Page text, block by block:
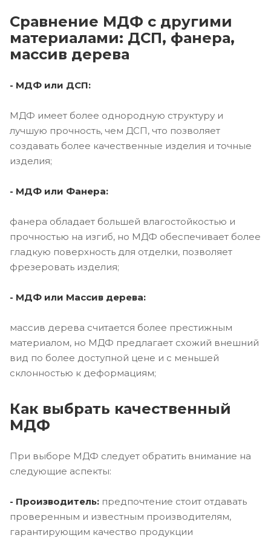
Сравнение МДФ с другими
материалами: ДСП, фанера,
массив дерева
- МДФ или ДСП:
МДФ имеет более однородную структуру и
лучшую прочность, чем ДСП, что позволяет
создавать более качественные изделия и точные
изделия;
- МДФ или Фанера:
фанера обладает большей влагостойкостью и
прочностью на изгиб, но МДФ обеспечивает более
гладкую поверхность для отделки, позволяет
фрезеровать изделия;
- МДФ или Массив дерева:
массив дерева считается более престижным
материалом, но МДФ предлагает схожий внешний
вид по более доступной цене и с меньшей
склонностью к деформациям;
Как выбрать качественный
МДФ
При выборе МДФ следует обратить внимание на
следующие аспекты:
- Производитель: предпочтение стоит отдавать
проверенным и известным производителям,
гарантирующим качество продукции